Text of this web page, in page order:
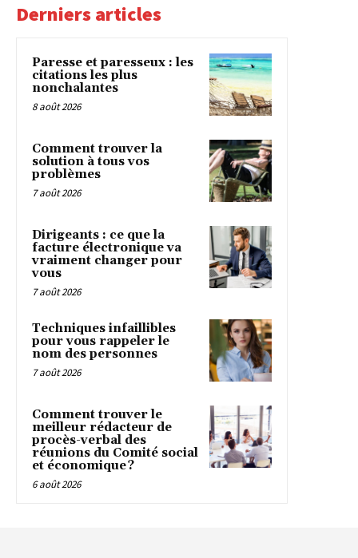
Derniers articles
Paresse et paresseux : les
citations les plus
nonchalantes
8 août 2026
Comment trouver la
solution à tous vos
problèmes
7 août 2026
Dirigeants : ce que la
facture électronique va
vraiment changer pour
vous
7 août 2026
Techniques infaillibles
pour vous rappeler le
nom des personnes
7 août 2026
Comment trouver le
meilleur rédacteur de
procès-verbal des
réunions du Comité social
et économique ?
6 août 2026